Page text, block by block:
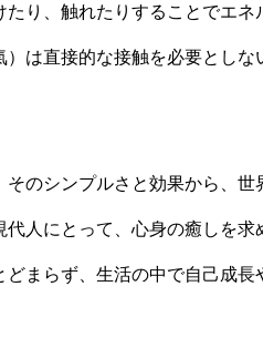
たり、触れたりすることでエ
）は直接的な接触を必要とし
そのシンプルさと効果から、
代人にとって、心身の癒しを
どまらず、生活の中で自己成